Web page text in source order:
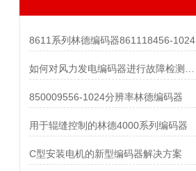
8611系列林德编码器861118456-1024
850009556-1024分辨率林德编码器
用于辊缝控制的林德4000系列编码器
C型安装电机的新型编码器解决方案